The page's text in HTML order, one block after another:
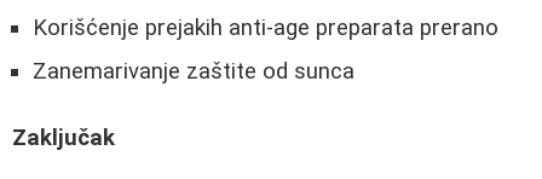
Korišćenje prejakih anti-age preparata prerano
Zanemarivanje zaštite od sunca
Zaključak